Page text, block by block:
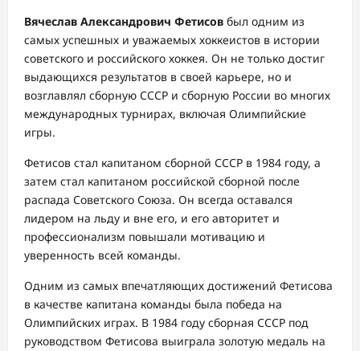
Вячеслав Александрович Фетисов был одним из
самых успешных и уважаемых хоккеистов в истории
советского и российского хоккея. Он не только достиг
выдающихся результатов в своей карьере, но и
возглавлял сборную СССР и сборную России во многих
международных турнирах, включая Олимпийские
игры.
Фетисов стал капитаном сборной СССР в 1984 году, а
затем стал капитаном российской сборной после
распада Советского Союза. Он всегда оставался
лидером на льду и вне его, и его авторитет и
профессионализм повышали мотивацию и
уверенность всей команды.
Одним из самых впечатляющих достижений Фетисова
в качестве капитана команды была победа на
Олимпийских играх. В 1984 году сборная СССР под
руководством Фетисова выиграла золотую медаль на